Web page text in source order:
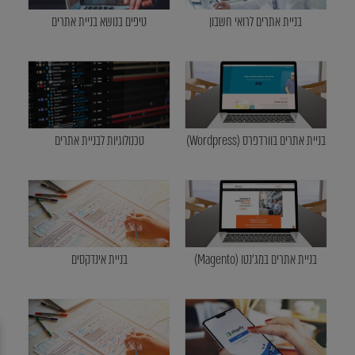
בניית אתרים לרואי חשבון טיפים בנושא בניית אתרים
בניית אתרים בוורדפרס (Wordpress) טכנולוגיות לבניית אתרים
בניית אתרים במג'נטו (Magento) בניית אינדקסים